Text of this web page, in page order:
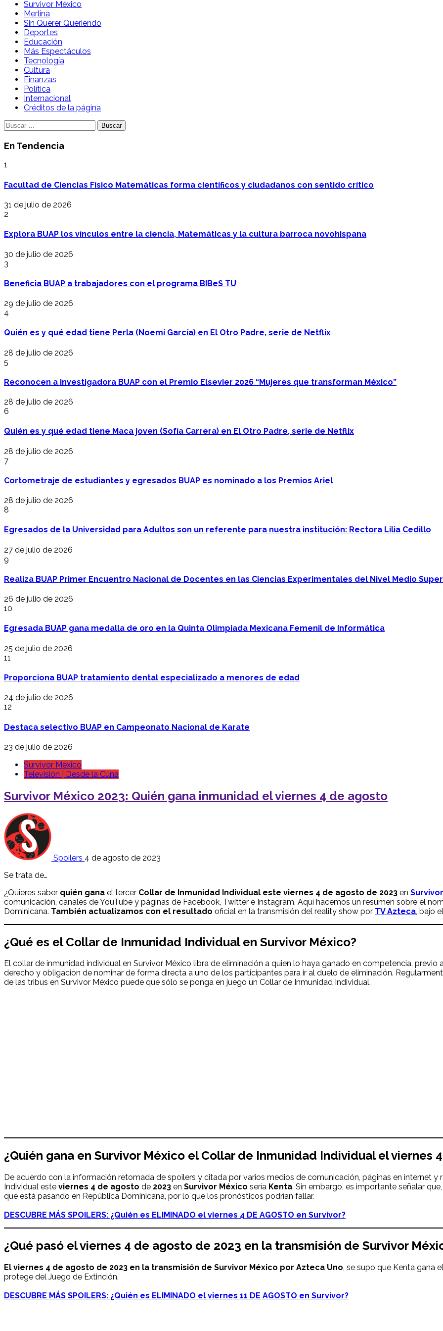
Survivor México
Merlina
Sin Querer Queriendo
Deportes
Educación
Más Espectáculos
Tecnología
Cultura
Finanzas
Política
Internacional
Créditos de la página
Buscar:
En Tendencia
1
Facultad de Ciencias Físico Matemáticas forma científicos y ciudadanos con sentido crítico
31 de julio de 2026
2
Explora BUAP los vínculos entre la ciencia, Matemáticas y la cultura barroca novohispana
30 de julio de 2026
3
Beneficia BUAP a trabajadores con el programa BIBeS TU
29 de julio de 2026
4
Quién es y qué edad tiene Perla (Noemí García) en El Otro Padre, serie de Netflix
28 de julio de 2026
5
Reconocen a investigadora BUAP con el Premio Elsevier 2026 “Mujeres que transforman México”
28 de julio de 2026
6
Quién es y qué edad tiene Maca joven (Sofía Carrera) en El Otro Padre, serie de Netflix
28 de julio de 2026
7
Cortometraje de estudiantes y egresados BUAP es nominado a los Premios Ariel
28 de julio de 2026
8
Egresados de la Universidad para Adultos son un referente para nuestra institución: Rectora Lilia Cedillo
27 de julio de 2026
9
Realiza BUAP Primer Encuentro Nacional de Docentes en las Ciencias Experimentales del Nivel Medio
26 de julio de 2026
10
Egresada BUAP gana medalla de oro en la Quinta Olimpiada Mexicana Femenil de Informática
25 de julio de 2026
11
Proporciona BUAP tratamiento dental especializado a menores de edad
24 de julio de 2026
12
Destaca selectivo BUAP en Campeonato Nacional de Karate
23 de julio de 2026
Survivor México
Televisión | Desde la Cuna
Survivor México 2023: Quién gana inmunidad el viernes 4 de agosto
Spoilers 4 de agosto de 2023
Se trata de…
¿Quieres saber quién gana el tercer Collar de Inmunidad Individual este viernes 4 de agosto de 2023 en
comunicación, canales de YouTube y páginas de Facebook, Twitter e Instagram. Aquí hacemos un resumen sobre el
Dominicana. También actualizamos con el resultado oficial en la transmisión del reality show por TV Azteca , bajo
¿Qué es el Collar de Inmunidad Individual en Survivor México?
El collar de inmunidad individual en Survivor México libra de eliminación a quien lo haya ganado en competencia,
derecho y obligación de nominar de forma directa a uno de los participantes para ir al duelo de eliminación.
de las tribus en Survivor México puede que sólo se ponga en juego un Collar de Inmunidad Individual.
¿Quién gana en Survivor México el Collar de Inmunidad Individual elviernes
De acuerdo con la información retomada de spoilers y citada por varios medios de comunicación, páginas en internet y
Individual este viernes 4 de agosto de 2023 en Survivor México sería Kenta. Sin embargo, es importante señalar
que está pasando en República Dominicana, por lo que los pronósticos podrían fallar.
DESCUBRE MÁS SPOILERS: ¿Quién es ELIMINADO el viernes 4 DE AGOSTO en Survivor?
¿Qué pasó el viernes 4 de agosto de 2023 en la transmisión de Survivor
El viernes 4 de agosto de 2023 en la transmisión de Survivor México por Azteca Uno, se supo que Kenta gana
protege del Juego de Extinción.
DESCUBRE MÁS SPOILERS: ¿Quién es ELIMINADO el viernes 11 DE AGOSTO en Survivor?